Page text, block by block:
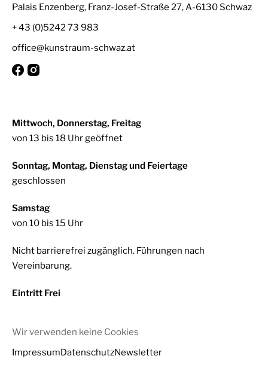
Palais Enzenberg, Franz-Josef-Straße 27, A-6130 Schwaz
+ 43 (0)5242 73 983
office@kunstraum-schwaz.at
Mittwoch, Donnerstag, Freitag
von 13 bis 18 Uhr geöffnet
Sonntag, Montag, Dienstag und Feiertage
geschlossen
Samstag
von 10 bis 15 Uhr
Nicht barrierefrei zugänglich. Führungen nach
Vereinbarung.
Eintritt Frei
Wir verwenden keine Cookies
ImpressumDatenschutzNewsletter